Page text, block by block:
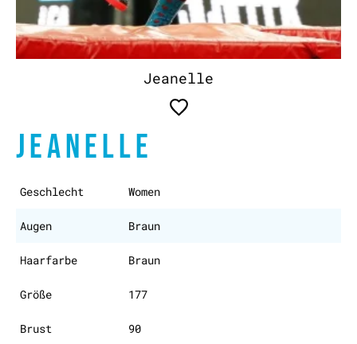
Jeanelle
JEANELLE
Geschlecht Women
Augen Braun
Haarfarbe Braun
Größe 177
Brust 90